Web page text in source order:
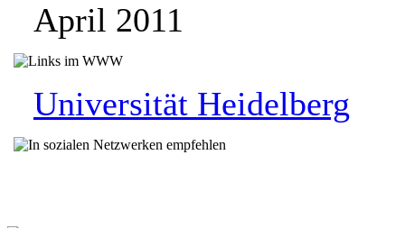
April 2011
Universität Heidelberg